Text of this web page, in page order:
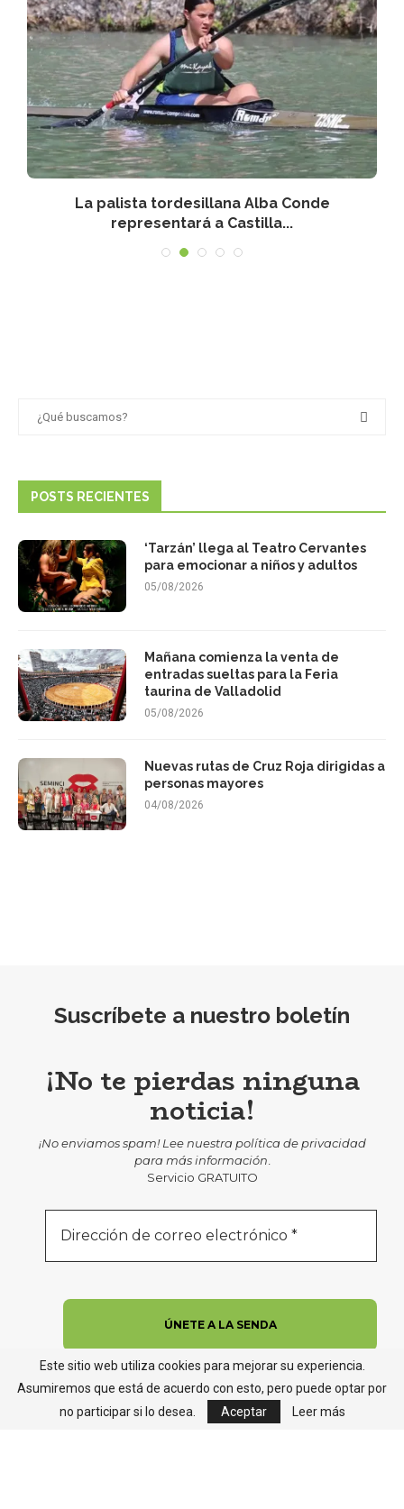
La palista tordesillana Alba Conde
representará a Castilla...
POSTS RECIENTES
‘Tarzán’ llega al Teatro Cervantes
para emocionar a niños y adultos
05/08/2026
Mañana comienza la venta de
entradas sueltas para la Feria
taurina de Valladolid
05/08/2026
Nuevas rutas de Cruz Roja dirigidas a
personas mayores
04/08/2026
Suscríbete a nuestro boletín
¡No te pierdas ninguna
noticia!
¡No enviamos spam! Lee nuestrapolítica de privacidad
para más información.
Servicio GRATUITO
Este sitio web utiliza cookies para mejorar su experiencia.
Asumiremos que está de acuerdo con esto, pero puede optar por
no participar si lo desea.
Aceptar Leer más